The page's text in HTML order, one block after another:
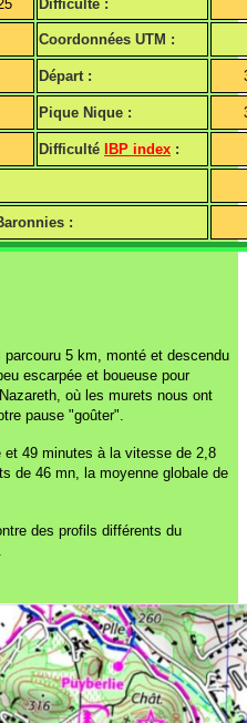
Difficulté :
Coordonnées UTM :
Départ :
Pique Nique :
Difficulté IBP index :
:
5 km, monté et descendu
escarpée et boueuse pour
où les murets nous ont
pause "goûter".
et 49 minutes à la vitesse de 2,8
de 46 mn, la moyenne globale de
des profils différents du